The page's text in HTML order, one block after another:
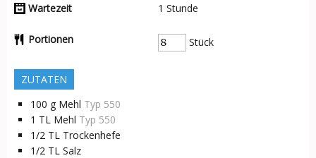
Wartezeit
1 Stunde
Portionen Stück
ZUTATEN
100 g Mehl Typ 550
1 TL Mehl Typ 550
1/2 TL Trockenhefe
1/2 TL Salz